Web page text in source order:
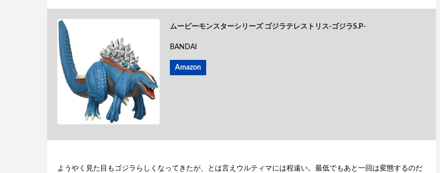
ムービーモンスターシリーズ ゴジラテレストリス-ゴジラS.P-
BANDAI
Amazon
ようやく見た目もゴジラらしくなってきたが、とは言えウルティマには程遠い。最低でもあと一回は変態するのだ